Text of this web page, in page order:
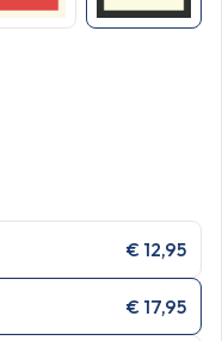
€ 12,95
€ 17,95